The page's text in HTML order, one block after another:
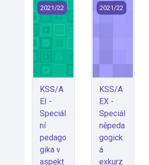
KSS/AEI - Speciální
2021/22
KSS/A
EI -
Speciál
ní
pedago
gika v
aspekt
KSS/AEX -
2021/22
KSS/A
EX -
Speciál
něpeda
gogick
á
exkurz